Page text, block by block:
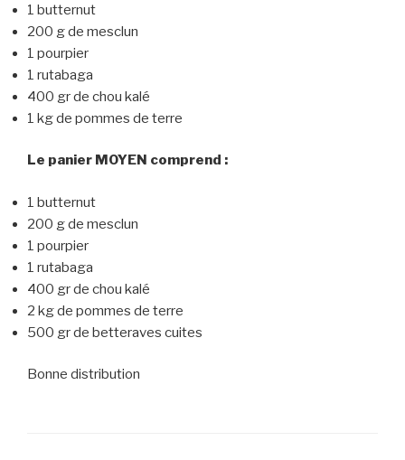
1 butternut
200 g de mesclun
1 pourpier
1 rutabaga
400 gr de chou kalé
1 kg de pommes de terre
Le panier MOYEN comprend :
1 butternut
200 g de mesclun
1 pourpier
1 rutabaga
400 gr de chou kalé
2 kg de pommes de terre
500 gr de betteraves cuites
Bonne distribution